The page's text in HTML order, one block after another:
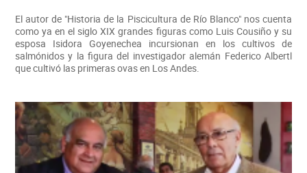
El autor de "Historia de la Piscicultura de Río Blanco" nos cuenta
como ya en el siglo XIX grandes figuras como Luis Cousiño y su
esposa Isidora Goyenechea incursionan en los cultivos de
salmónidos y la figura del investigador alemán Federico Albertl
que cultivó las primeras ovas en Los Andes.